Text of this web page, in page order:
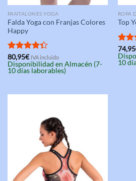
PANTALONES YOGA
Falda Yoga con Franjas Colores
Happy
Valorado
con4.33
de 5
80,95€ IVA incluido
Disponibilidad en Almacén (7-
10 días laborables)
ROPA
Top
con
de 5
74,95
10